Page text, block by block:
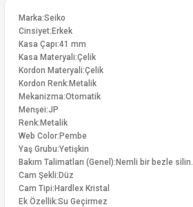
Marka:Seiko
Cinsiyet:Erkek
Kasa Çapı:41 mm
Kasa Materyali:Çelik
Kordon Materyali:Çelik
Kordon Renk:Metalik
Mekanizma:Otomatik
Menşei:JP
Renk:Metalik
Web Color:Pembe
Yaş Grubu:Yetişkin
Bakım Talimatları (Genel):Nemli bir bezle silin.
Cam Şekli:Düz
Cam Tipi:Hardlex Kristal
Ek Özellik:Su Geçirmez